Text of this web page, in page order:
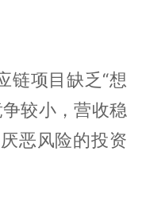
链项目缺乏“想
较小，营收稳
恶风险的投资